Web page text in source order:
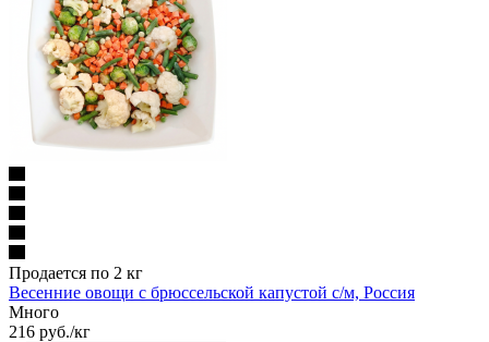
Продается по 2 кг
Весенние овощи с брюссельской капустой с/м, Россия
Много
216 руб./кг